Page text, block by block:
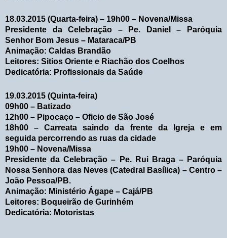
18.03.2015 (Quarta-feira) – 19h00 – Novena/Missa
Presidente da Celebração – Pe. Daniel – Paróquia
Senhor Bom Jesus – Mataraca/PB
Animação: Caldas Brandão
Leitores: Sitios Oriente e Riachão dos Coelhos
Dedicatória: Profissionais da Saúde
19.03.2015 (Quinta-feira)
09h00 – Batizado
12h00 – Pipocaço – Oficio de São José
18h00 – Carreata saindo da frente da Igreja e em
seguida percorrendo as ruas da cidade
19h00 – Novena/Missa
Presidente da Celebração – Pe. Rui Braga – Paróquia
Nossa Senhora das Neves (Catedral Basílica) – Centro –
João Pessoa/PB.
Animação: Ministério Ágape – Cajá/PB
Leitores: Boqueirão de Gurinhém
Dedicatória: Motoristas